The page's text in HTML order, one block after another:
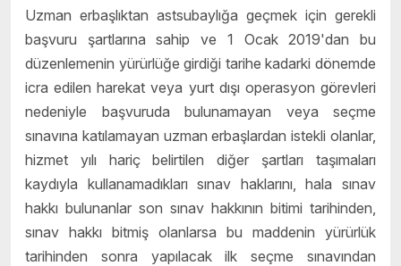
Uzman erbaşlıktan astsubaylığa geçmek için gerekli
başvuru şartlarına sahip ve 1 Ocak 2019'dan bu
düzenlemenin yürürlüğe girdiği tarihe kadarki dönemde
icra edilen harekat veya yurt dışı operasyon görevleri
nedeniyle başvuruda bulunamayan veya seçme
sınavına katılamayan uzman erbaşlardan istekli olanlar,
hizmet yılı hariç belirtilen diğer şartları taşımaları
kaydıyla kullanamadıkları sınav haklarını, hala sınav
hakkı bulunanlar son sınav hakkının bitimi tarihinden,
sınav hakkı bitmiş olanlarsa bu maddenin yürürlük
tarihinden sonra yapılacak ilk seçme sınavından